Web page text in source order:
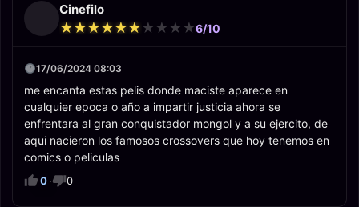
Cinefilo
★
★★
★★
★★
★★
★★
★★
★★
★★
★★
★6/10
17/06/2024 08:03
me encanta estas pelis donde maciste aparece en
cualquier epoca o año a impartir justicia ahora se
enfrentara al gran conquistador mongol y a su ejercito, de
aqui nacieron los famosos crossovers que hoy tenemos en
comics o peliculas
0· 0